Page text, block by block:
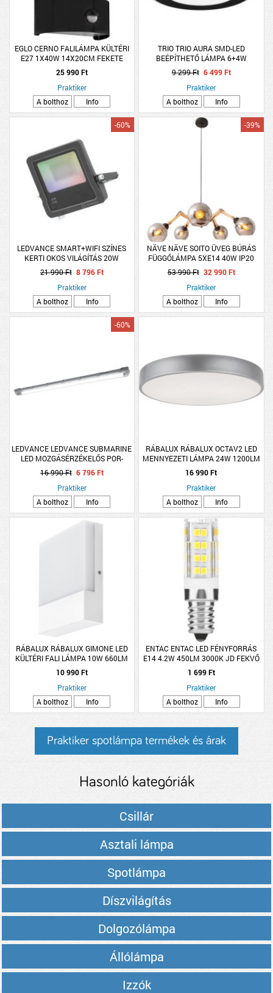
EGLO CERNO FALILÁMPA KÜLTÉRI
E27 1X40W 14X20CM FEKETE
25 990 Ft
Praktiker
A bolthoz
Info
TRIO TRIO AURA SMD-LED
BEÉPÍTHETŐ LÁMPA 6+4W
620+420LM 3000K IP20 3,8X14,8CM
MATT FEKETE
9 299 Ft 6 499 Ft
Praktiker
A bolthoz
Info
LEDVANCE SMART+WIFI SZÍNES
KERTI OKOS VILÁGÍTÁS 20W
-60%
21 990 Ft 8 796 Ft
Praktiker
A bolthoz
Info
NÄVE NÄVE SOITO ÜVEG BÚRÁS
FÜGGŐLÁMPA 5XE14 40W IP20
ÁLLÍTHATÓ 130X80CM FEKETE-
NATÚR
-39%
53 990 Ft 32 990 Ft
Praktiker
A bolthoz
Info
LEDVANCE LEDVANCE SUBMARINE
LED MOZGÁSÉRZÉKELŐS POR-
PÁRAMENTES LÁMPATEST,16W
120CM 4000K
-60%
16 990 Ft 6 796 Ft
Praktiker
A bolthoz
Info
RÁBALUX RÁBALUX OCTAV2 LED
MENNYEZETI LÁMPA 24W 1200LM
4000K IP20 40CM EZÜST
16 990 Ft
Praktiker
A bolthoz
Info
RÁBALUX RÁBALUX GIMONE LED
KÜLTÉRI FALI LÁMPA 10W 660LM
4000K IP44 20X16CM FEHÉR
10 990 Ft
Praktiker
A bolthoz
Info
ENTAC ENTAC LED FÉNYFORRÁS
E14 4.2W 450LM 3000K JD FEKVŐ
WW
1 699 Ft
Praktiker
A bolthoz
Info
Praktiker spotlámpa termékek és árak
Hasonló kategóriák
Csillár
Asztali lámpa
Spotlámpa
Díszvilágítás
Dolgozólámpa
Állólámpa
Izzók